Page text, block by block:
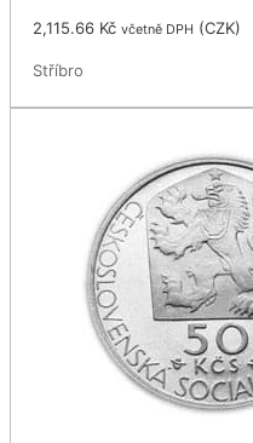
2,115.66 Kč včetně DPH (CZK)
Stříbro